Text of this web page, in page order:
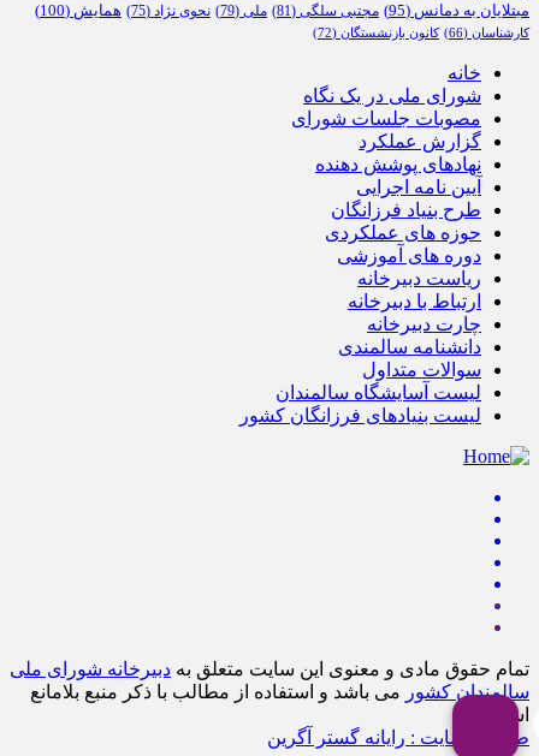
مبتلایان به دمانس (95) مجتبی سلگی (81) ملی (79) نحوی نژاد (75) همایش (100)
کارشناسان (66) کانون بازنشستگان (72)
خانه
شورای ملی در یک نگاه
مصوبات جلسات شورای
گزارش عملکرد
نهادهای پوشش دهنده
آیین نامه اجرایی
طرح بنیاد فرزانگان
حوزه های عملکردی
دوره های آموزشی
ریاست دبیرخانه
ارتباط با دبیرخانه
چارت دبیرخانه
دانشنامه سالمندی
سوالات متداول
لیست آسایشگاه سالمندان
لیست بنیادهای فرزانگان کشور
تمام حقوق مادی و معنوی این سایت متعلق به دبیرخانه شورای ملی
سالمندان کشور می باشد و استفاده از مطالب با ذکر منبع بلامانع
است.
طراحی سایت : رایانه گستر آگرین